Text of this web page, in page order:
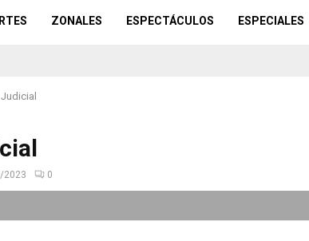
ZONALES ESPECTÁCULOS ESPECIALES
2023 0